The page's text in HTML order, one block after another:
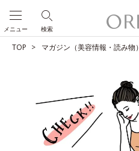
検索
メニュー
TOP マガジン（美容情報・読み物）